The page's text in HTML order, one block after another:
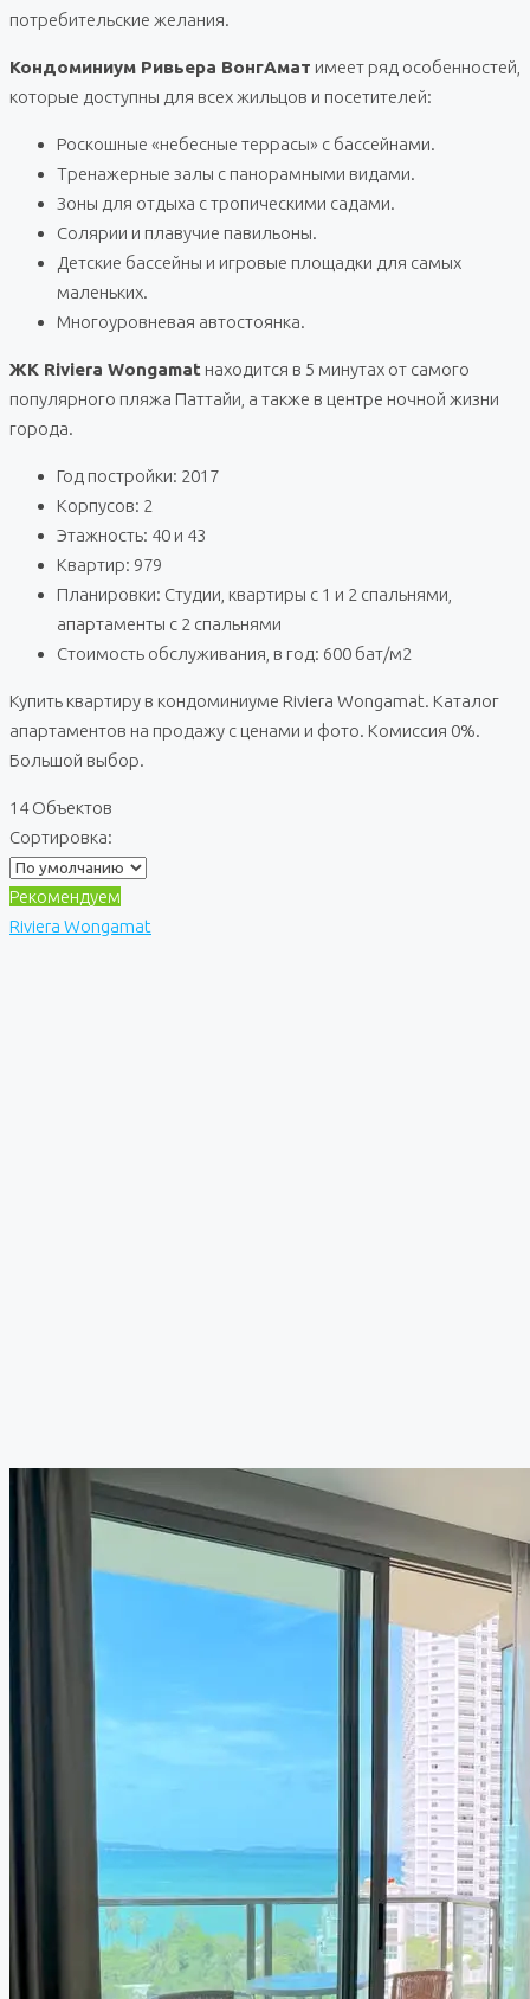
потребительские желания.
Кондоминиум Ривьера ВонгАмат имеет ряд особенностей,
которые доступны для всех жильцов и посетителей:
Роскошные «небесные террасы» с бассейнами.
Тренажерные залы с панорамными видами.
Зоны для отдыха с тропическими садами.
Солярии и плавучие павильоны.
Детские бассейны и игровые площадки для самых
маленьких.
Многоуровневая автостоянка.
ЖК Riviera Wongamat находится в 5 минутах от самого
популярного пляжа Паттайи, а также в центре ночной жизни
города.
Год постройки: 2017
Корпусов: 2
Этажность: 40 и 43
Квартир: 979
Планировки: Студии, квартиры с 1 и 2 спальнями,
апартаменты с 2 спальнями
Стоимость обслуживания, в год: 600 бат/м2
Купить квартиру в кондоминиуме Riviera Wongamat. Каталог
апартаментов на продажу с ценами и фото. Комиссия 0%.
Большой выбор.
14 Объектов
Сортировка:
Рекомендуем
Riviera Wongamat